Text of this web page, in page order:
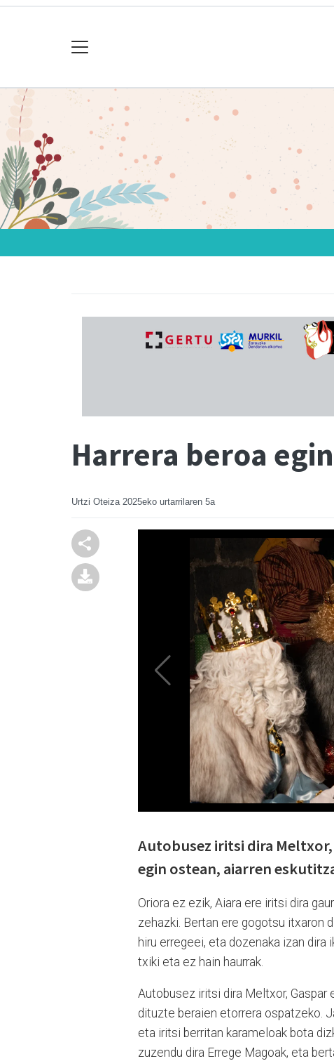
Harrera beroa
Urtzi Oteiza 2025eko urtarrilaren 5a
Autobusez iritsi dira
egin ostean, aiarren
Oriora ez ezik, Aiara ere iritsi dira
zehazki. Bertan ere gogotsu itxaron
hiru erregeei, eta dozenaka izan
txiki eta ez hain haurrak.
Autobusez iritsi dira Meltxor,
dituzte beraien etorrera ospatzeko.
eta iritsi berritan karameloak bota
zuzendu dira Errege Magoak, eta